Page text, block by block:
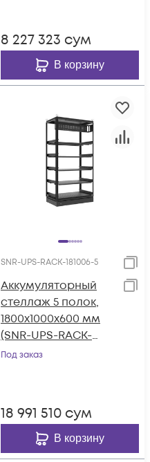
8 227 323 сум
В корзину
SNR-UPS-RACK-181006-5
Аккумуляторный
стеллаж 5 полок,
1800x1000x600 мм
(SNR-UPS-RACK-
181006-5)
Под заказ
18 991 510 сум
В корзину